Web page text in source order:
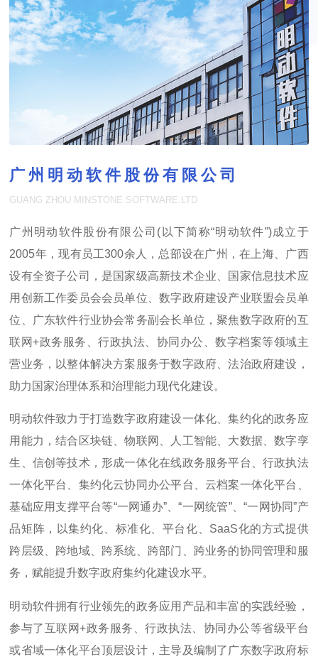
广州明动软件股份有限公司
GUANG ZHOU MINSTONE SOFTWARE.LTD
广州明动软件股份有限公司(以下简称“明动软件”)成立于
2005年，现有员工300余人，总部设在广州，在上海、广西
设有全资子公司，是国家级高新技术企业、国家信息技术应
用创新工作委员会会员单位、数字政府建设产业联盟会员单
位、广东软件行业协会常务副会长单位，聚焦数字政府的互
联网+政务服务、行政执法、协同办公、数字档案等领域主
营业务，以整体解决方案服务于数字政府、法治政府建设，
助力国家治理体系和治理能力现代化建设。
明动软件致力于打造数字政府建设一体化、集约化的政务应
用能力，结合区块链、物联网、人工智能、大数据、数字孪
生、信创等技术，形成一体化在线政务服务平台、行政执法
一体化平台、集约化云协同办公平台、云档案一体化平台、
基础应用支撑平台等“一网通办”、“一网统管”、“一网协同”产
品矩阵，以集约化、标准化、平台化、SaaS化的方式提供
跨层级、跨地域、跨系统、跨部门、跨业务的协同管理和服
务，赋能提升数字政府集约化建设水平。
明动软件拥有行业领先的政务应用产品和丰富的实践经验，
参与了互联网+政务服务、行政执法、协同办公等省级平台
或省域一体化平台顶层设计，主导及编制了广东数字政府标